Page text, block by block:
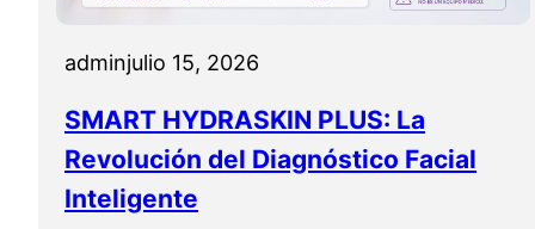
n
e
d
i
n
C
r
p
o
r
a
adminjulio 15, 2026
SMART HYDRASKIN PLUS: La
Revolución del Diagnóstico Facial
Inteligente